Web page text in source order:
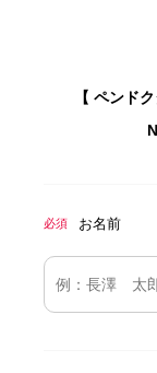
【 ペンド
必須 お名前